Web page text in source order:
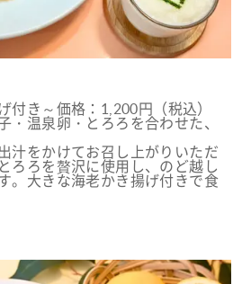
付き～価格：1,200円（税込）
・温泉卵・とろろを合わせた、
汁をかけてお召し上がりいただ
ろろを贅沢に使用し、のど越し
。大きな海老かき揚げ付きで食